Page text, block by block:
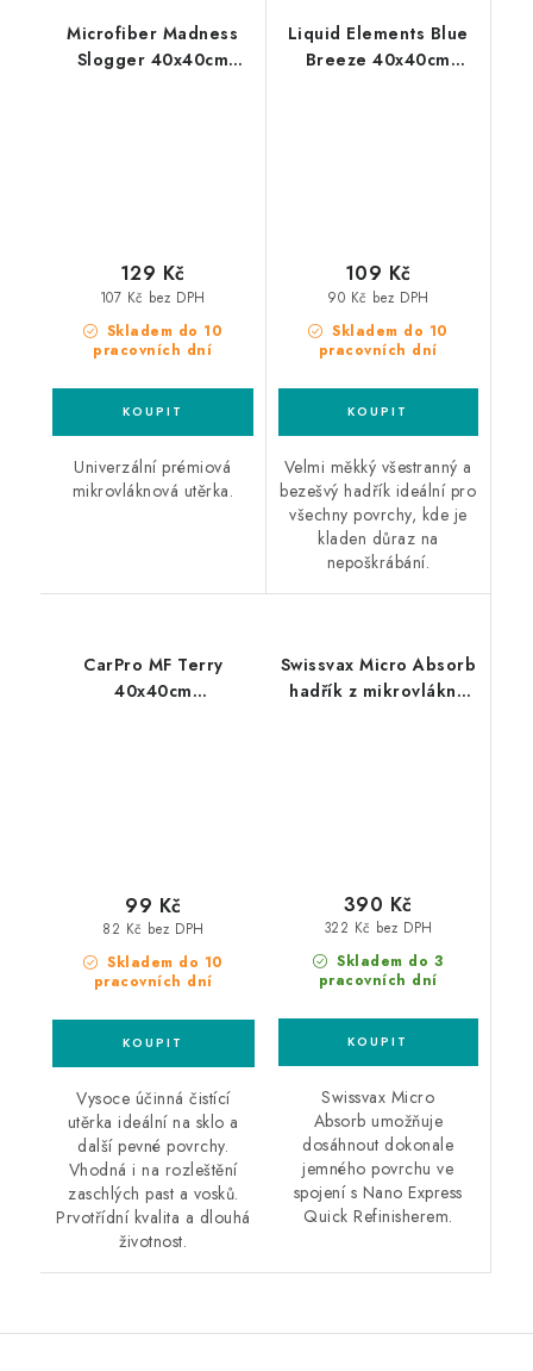
Microfiber Madness
Slogger 40x40cm
Skladem do 10
pracovních dní
107 Kč bez DPH
129 Kč
Univerzální prémiová
mikrovláknová utěrka.
Liquid Elements Blue
Breeze 40x40cm
Skladem do 10
pracovních dní
90 Kč bez DPH
109 Kč
Velmi měkký všestranný a
bezešvý hadřík ideální pro
všechny povrchy, kde je
kladen důraz na
nepoškrábání.
CarPro MF Terry
40x40cm
Skladem do 10
pracovních dní
82 Kč bez DPH
99 Kč
Vysoce účinná čistící
utěrka ideální na sklo a
další pevné povrchy.
Vhodná i na rozleštění
zaschlých past a vosků.
Prvotřídní kvalita a dlouhá
životnost.
Swissvax Micro Absorb
hadřík z mikrovlákna
Skladem do 3
pracovních dní
322 Kč bez DPH
390 Kč
Swissvax Micro
Absorb umožňuje
dosáhnout dokonale
jemného povrchu ve
spojení s Nano Express
Quick Refinisherem.